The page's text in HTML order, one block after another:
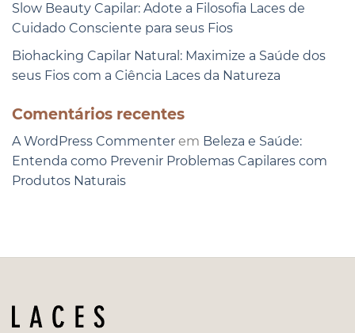
Slow Beauty Capilar: Adote a Filosofia Laces de
Cuidado Consciente para seus Fios
Biohacking Capilar Natural: Maximize a Saúde dos
seus Fios com a Ciência Laces da Natureza
Comentários recentes
A WordPress Commenter em Beleza e Saúde:
Entenda como Prevenir Problemas Capilares com
Produtos Naturais